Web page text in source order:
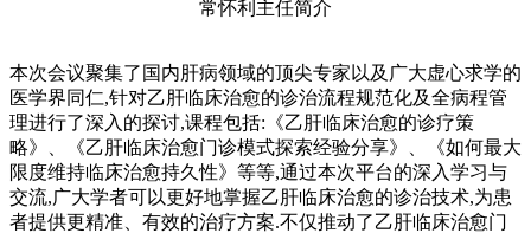
常怀利主任简介
本次会议聚集了国内肝病领域的顶尖专家以及广大虚心求学的
医学界同仁,针对乙肝临床治愈的诊治流程规范化及全病程管
理进行了深入的探讨,课程包括:《乙肝临床治愈的诊疗策
略》、《乙肝临床治愈门诊模式探索经验分享》、《如何最大
限度维持临床治愈持久性》等等,通过本次平台的深入学习与
交流,广大学者可以更好地掌握乙肝临床治愈的诊治技术,为患
者提供更精准、有效的治疗方案.不仅推动了乙肝临床治愈门